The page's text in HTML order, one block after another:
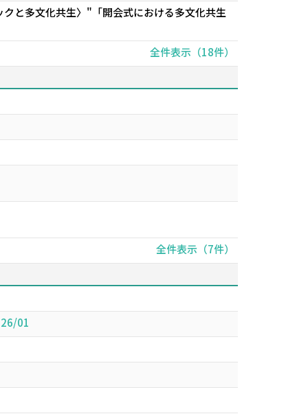
と多文化共生〉"「開会式における多文化共生
全件表示（18件）
全件表示（7件）
01